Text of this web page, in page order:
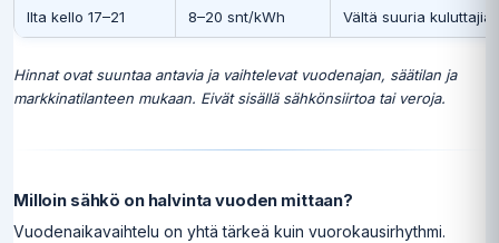
Ilta kello 17–21 8–20 snt/kWh Vältä suuria kuluttajia
Hinnat ovat suuntaa antavia ja vaihtelevat vuodenajan, säätilan ja
markkinatilanteen mukaan. Eivät sisällä sähkönsiirtoa tai veroja.
Milloin sähkö on halvinta vuoden mittaan?
Vuodenaikavaihtelu on yhtä tärkeä kuin vuorokausirhythmi.